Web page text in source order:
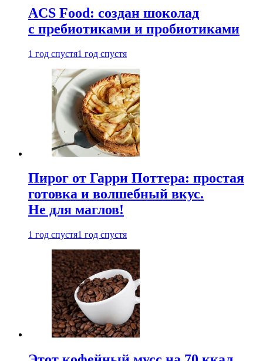
ACS Food: создан шоколад
с пребиотиками и пробиотиками
1 год спустя1 год спустя
Пирог от Гарри Поттера: простая
готовка и волшебный вкус.
Не для маглов!
1 год спустя1 год спустя